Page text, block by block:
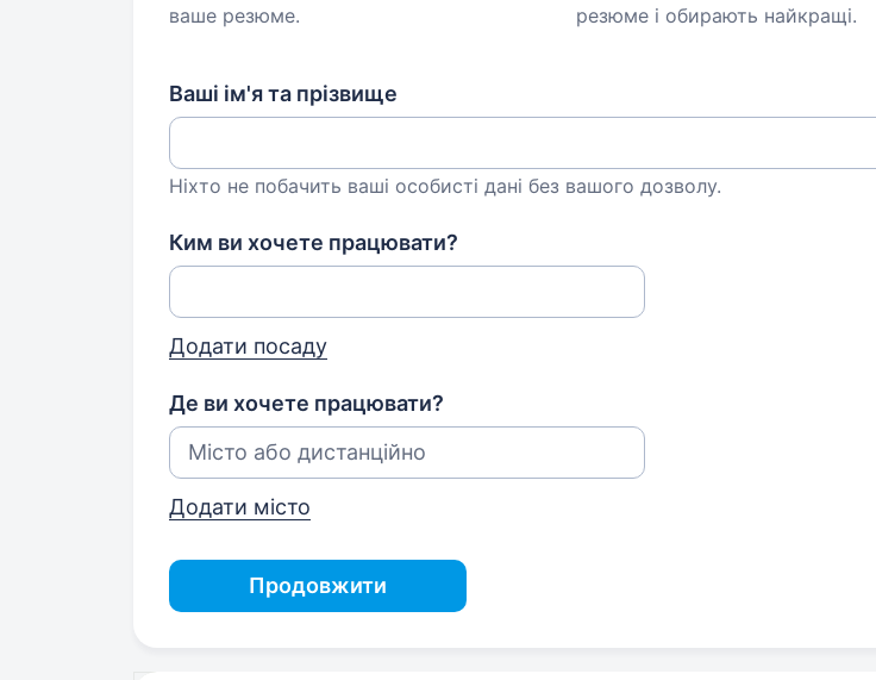
ваше резюме.
резюме і обирають найкращі.
Ваші ім'я та прізвище
Ніхто не побачить ваші особисті дані без вашого дозволу.
Ким ви хочете працювати?
Додати посаду
Де ви хочете працювати?
Додати місто
Продовжити